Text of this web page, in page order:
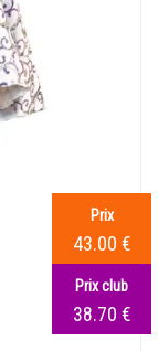
Prix
43.00 €
Prix club
38.70 €